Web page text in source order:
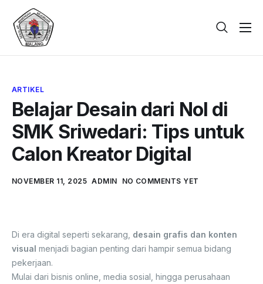
Beranda
Galeri
PPDB
ARTIKEL
Belajar Desain dari Nol di
SMK Sriwedari: Tips untuk
Calon Kreator Digital
NOVEMBER 11, 2025 ADMIN NO COMMENTS YET
Di era digital seperti sekarang, desain grafis dan konten
visual menjadi bagian penting dari hampir semua bidang
pekerjaan.
Mulai dari bisnis online, media sosial, hingga perusahaan